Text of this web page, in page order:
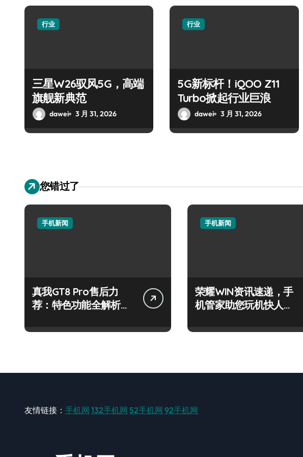
行业
三星W26驭风5G，高端
旗舰新典范
dawei 3 月 31, 2026
行业
5G新标杆！iQOO Z11
Turbo掀起行业巨浪
dawei 3 月 31, 2026
您错过了
手机新闻
真我GT8 Pro售后力
荐：特色功能全解析，
手机新闻
荣耀WIN资讯速递，手
机管家助您玩机快人一
友情链接： 手机网 132手机网 52手机网 92手机网